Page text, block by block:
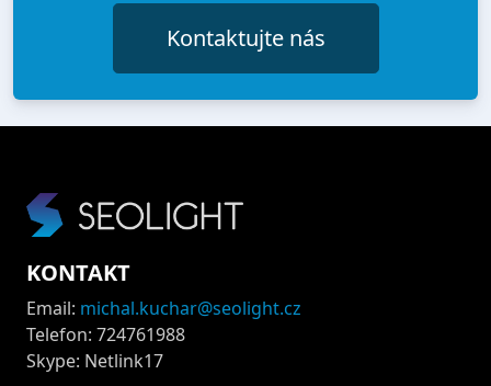
Kontaktujte nás
KONTAKT
Email: michal.kuchar@seolight.cz
Telefon: 724761988
Skype: Netlink17